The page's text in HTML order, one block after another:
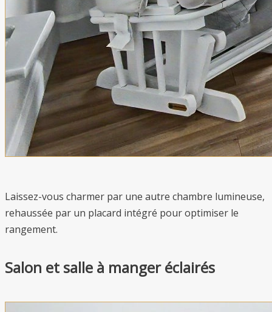
Laissez-vous charmer par une autre chambre lumineuse,
rehaussée par un placard intégré pour optimiser le
rangement.
Salon et salle à manger éclairés